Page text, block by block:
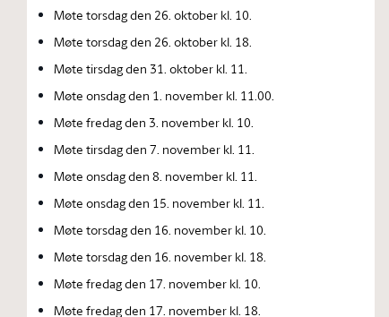
Møte torsdag den 26. oktober kl. 10.
Møte torsdag den 26. oktober kl. 18.
Møte tirsdag den 31. oktober kl. 11.
Møte onsdag den 1. november kl. 11.00.
Møte fredag den 3. november kl. 10.
Møte tirsdag den 7. november kl. 11.
Møte onsdag den 8. november kl. 11.
Møte onsdag den 15. november kl. 11.
Møte torsdag den 16. november kl. 10.
Møte torsdag den 16. november kl. 18.
Møte fredag den 17. november kl. 10.
Møte fredag den 17. november kl. 18.